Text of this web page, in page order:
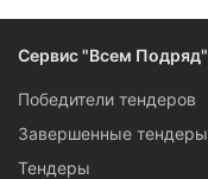
Сервис "Всем Подряд"
Победители тендеров
Завершенные тендеры
Тендеры